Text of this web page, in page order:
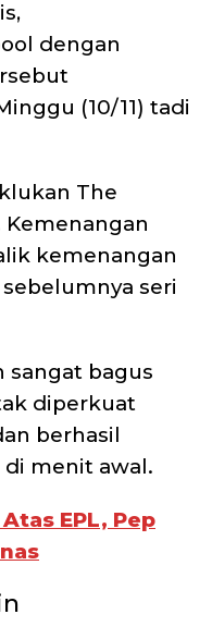
dengan
(10/11) tadi
The
Kemenangan
kemenangan
seri
sangat bagus
diperkuat
berhasil
menit awal.
EPL, Pep